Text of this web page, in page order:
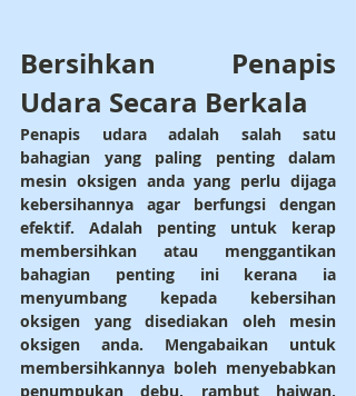
Bersihkan Penapis
Udara Secara Berkala
Penapis udara adalah salah satu
bahagian yang paling penting dalam
mesin oksigen anda yang perlu dijaga
kebersihannya agar berfungsi dengan
efektif. Adalah penting untuk kerap
membersihkan atau menggantikan
bahagian penting ini kerana ia
menyumbang kepada kebersihan
oksigen yang disediakan oleh mesin
oksigen anda. Mengabaikan untuk
membersihkannya boleh menyebabkan
penumpukan debu, rambut haiwan,